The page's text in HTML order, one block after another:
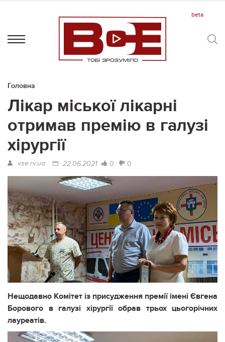
Головна
Лікар міської лікарні
отримав премію в галузі
хірургії
vse.rv.ua 22.06.2021 0 0
Нещодавно Комітет із присудження премії імені Євгена
Борового в галузі хірургії обрав трьох цьогорічних
лауреатів.